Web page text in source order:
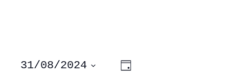
ANSICHTEN-
NAVIGATION
VERANSTALTUNG
ANSICHTEN-
Tag
31/08/2024